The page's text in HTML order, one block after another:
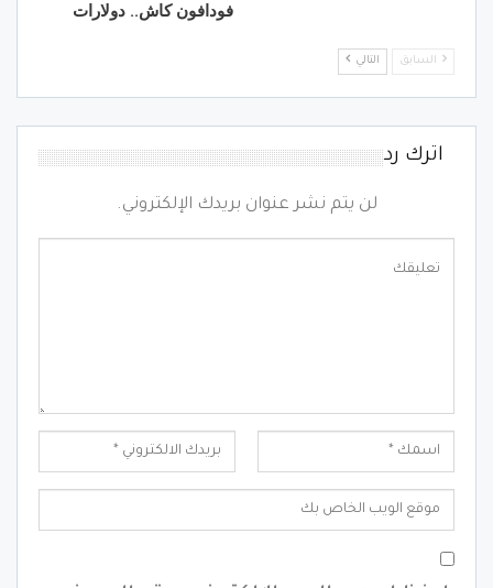
فودافون كاش.. دولارات
السابق التالي
اترك رد
لن يتم نشر عنوان بريدك الإلكتروني.